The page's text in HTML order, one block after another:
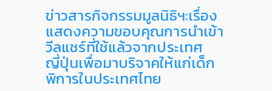
ข่าวสารกิจกรรมมูลนิธิฯ:เรื่อง
แสดงความขอบคุณการนำเข้า
วีลแชร์ที่ใช้แล้วจากประเทศ
ญี่ปุ่นเพื่อมาบริจาคให้แก่เด็ก
พิการในประเทศไทย